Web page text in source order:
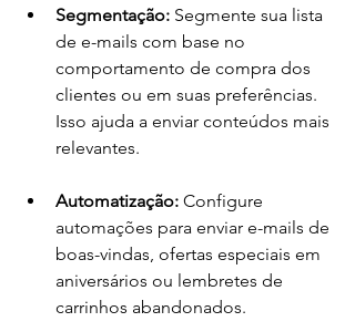
Segmentação: Segmente sua lista
de e-mails com base no
comportamento de compra dos
clientes ou em suas preferências.
Isso ajuda a enviar conteúdos mais
relevantes.
Automatização: Configure
automações para enviar e-mails de
boas-vindas, ofertas especiais em
aniversários ou lembretes de
carrinhos abandonados.